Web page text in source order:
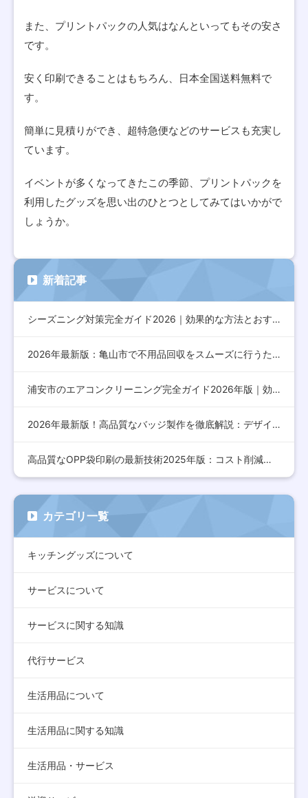
また、プリントパックの人気はなんといってもその安さ
です。
安く印刷できることはもちろん、日本全国送料無料で
す。
簡単に見積りができ、超特急便などのサービスも充実し
ています。
イベントが多くなってきたこの季節、プリントパックを
利用したグッズを思い出のひとつとしてみてはいかがで
しょうか。
新着記事
シーズニング対策完全ガイド2026｜効果的な方法とおすすめア…
2026年最新版：亀山市で不用品回収をスムーズに行うための完…
浦安市のエアコンクリーニング完全ガイド2026年版｜効果的な…
2026年最新版！高品質なバッジ製作を徹底解説：デザインから…
高品質なOPP袋印刷の最新技術2025年版：コスト削減とデザ…
カテゴリ一覧
キッチングッズについて
サービスについて
サービスに関する知識
代行サービス
生活用品について
生活用品に関する知識
生活用品・サービス